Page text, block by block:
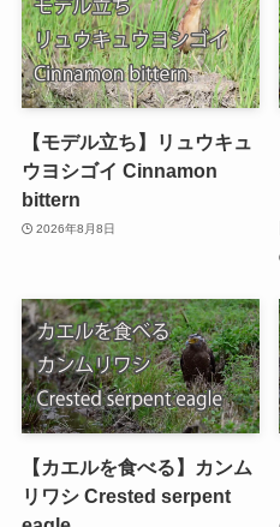
【モデル立ち】リュウキュ
ウヨシゴイ Cinnamon
bittern
2026年8月8日
【カエルを食べる】カンム
リワシ Crested serpent